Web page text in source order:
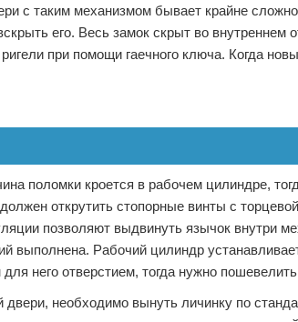
с таким механизмом бывает крайне
его. Весь замок скрыт во внутреннем
при помощи гаечного ключа. Когда
поломки кроется в рабочем цилиндре,
открутить стопорные винты с
позволяют выдвинуть язычок внутри
выполнена. Рабочий цилиндр
него отверстием, тогда нужно пошевелить
необходимо вынуть личинку по